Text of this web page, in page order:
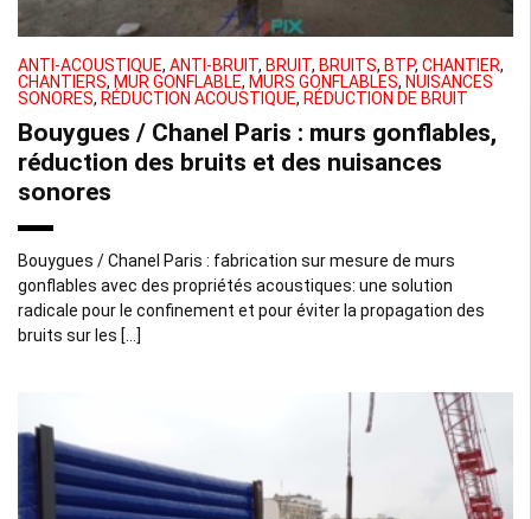
ANTI-ACOUSTIQUE, ANTI-BRUIT, BRUIT, BRUITS, BTP, CHANTIER,
CHANTIERS, MUR GONFLABLE, MURS GONFLABLES, NUISANCES
SONORES, RÉDUCTION ACOUSTIQUE, RÉDUCTION DE BRUIT
Bouygues / Chanel Paris : murs gonflables,
réduction des bruits et des nuisances
sonores
Bouygues / Chanel Paris : fabrication sur mesure de murs
gonflables avec des propriétés acoustiques: une solution
radicale pour le confinement et pour éviter la propagation des
bruits sur les […]